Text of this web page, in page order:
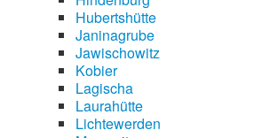
Hubertshütte
Janinagrube
Jawischowitz
Kobier
Lagischa
Laurahütte
Lichtewerden